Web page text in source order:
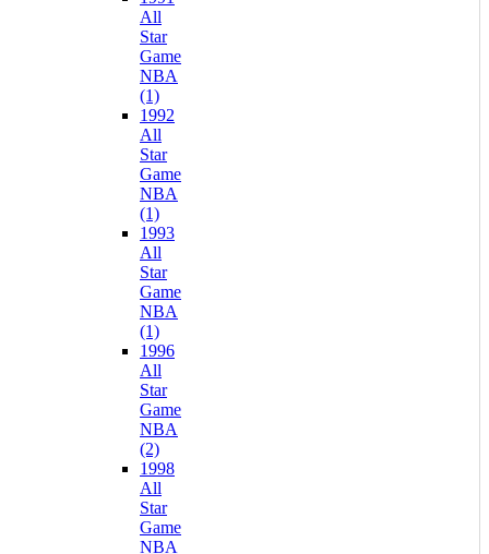
All
Star
Game
NBA
(1)
1992
All
Star
Game
NBA
(1)
1993
All
Star
Game
NBA
(1)
1996
All
Star
Game
NBA
(2)
1998
All
Star
Game
NBA